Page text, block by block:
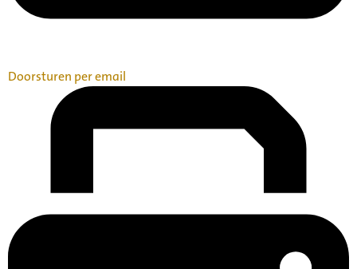
Doorsturen per email